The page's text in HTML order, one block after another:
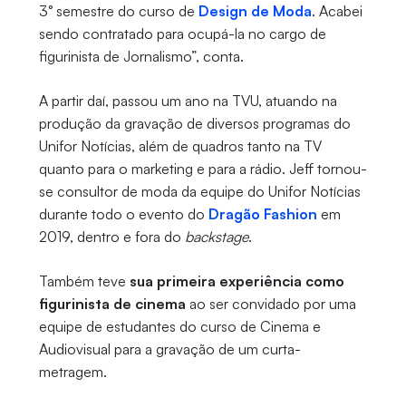
3° semestre do curso de Design de Moda. Acabei
sendo contratado para ocupá-la no cargo de
figurinista de Jornalismo”, conta.
A partir daí, passou um ano na TVU, atuando na
produção da gravação de diversos programas do
Unifor Notícias, além de quadros tanto na TV
quanto para o marketing e para a rádio. Jeff tornou-
se consultor de moda da equipe do Unifor Notícias
durante todo o evento do Dragão Fashion em
2019, dentro e fora do backstage.
Também teve sua primeira experiência como
figurinista de cinema ao ser convidado por uma
equipe de estudantes do curso de Cinema e
Audiovisual para a gravação de um curta-
metragem.